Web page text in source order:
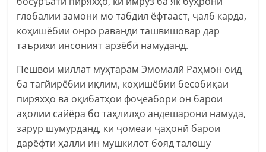
глобалии замони мо табдил ёфтааст, ҷалб карда,
коҳишёбии онро раванди ташвишовар дар
таърихи инсоният арзёбӣ намуданд.
Пешвои миллат муҳтарам Эмомалӣ Раҳмон оид
ба тағйирёбии иқлим, коҳишёбии бесобиқаи
пиряхҳо ва оқибатҳои фоҷеабори он барои
аҳолии сайёра бо таҳлилҳо андешаронӣ намуда,
зарур шумурданд, ки ҷомеаи ҷаҳонӣ барои
дарёфти ҳалли ин мушкилот бояд талошу